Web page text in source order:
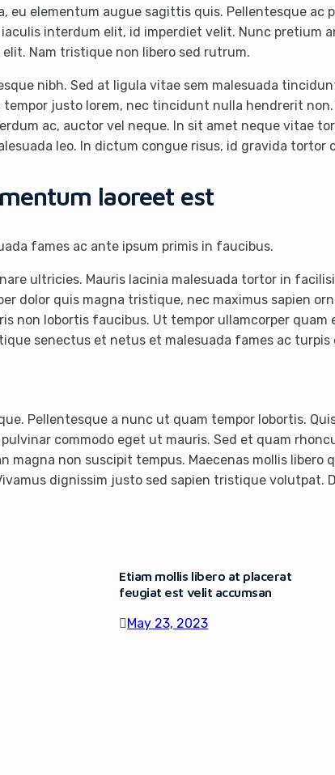
eu elementum augue sagittis quis. Pellentesque
interdum elit, id imperdiet velit. Nunc pretium
Nam tristique non libero sed rutrum.
nibh. Sed at ligula vitae sem malesuada
tempor justo lorem, nec tincidunt nulla hendrerit
ac, auctor vel neque. In sit amet neque vitae
leo. In dictum congue risus, id gravida
laoreet est
fames ac ante ipsum primis in faucibus.
ultricies. Mauris lacinia malesuada tortor in
dolor quis magna tristique, nec maximus sapien
non lobortis faucibus. Ut tempor ullamcorper
senectus et netus et malesuada fames ac turpis
Pellentesque a nunc ut quam tempor lobortis.
commodo eget ut mauris. Sed et quam
magna non suscipit tempus. Maecenas mollis
dignissim justo sed sapien tristique volutpat.
Etiam mollis libero at placerat
feugiat est velit accumsan
May 23, 2023